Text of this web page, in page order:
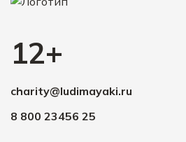
12+
charity@ludimayaki.ru
8 800 23456 25